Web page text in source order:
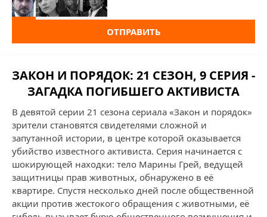
ОТПРАВИТЬ
ЗАКОН И ПОРЯДОК: 21 СЕЗОН, 9 СЕРИЯ -
ЗАГАДКА ПОГИБШЕГО АКТИВИСТА
В девятой серии 21 сезона сериала «Закон и порядок»
зрители становятся свидетелями сложной и
запутанной истории, в центре которой оказывается
убийство известного активиста. Серия начинается с
шокирующей находки: тело Марины Грей, ведущей
защитницы прав животных, обнаружено в её
квартире. Спустя несколько дней после общественной
акции против жестокого обращения с животными, её